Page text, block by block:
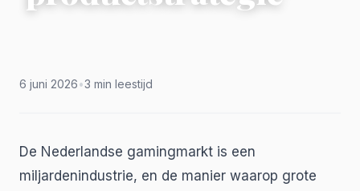
6 juni 2026•3 min leestijd
De Nederlandse gamingmarkt is een
miljardenindustrie, en de manier waarop grote